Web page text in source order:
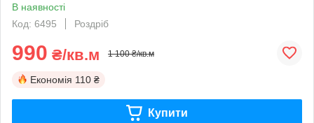
В наявності
Код: 6495
Роздріб
990 ₴/кв.м 1 100 ₴/кв.м
Економія 110 ₴
Купити